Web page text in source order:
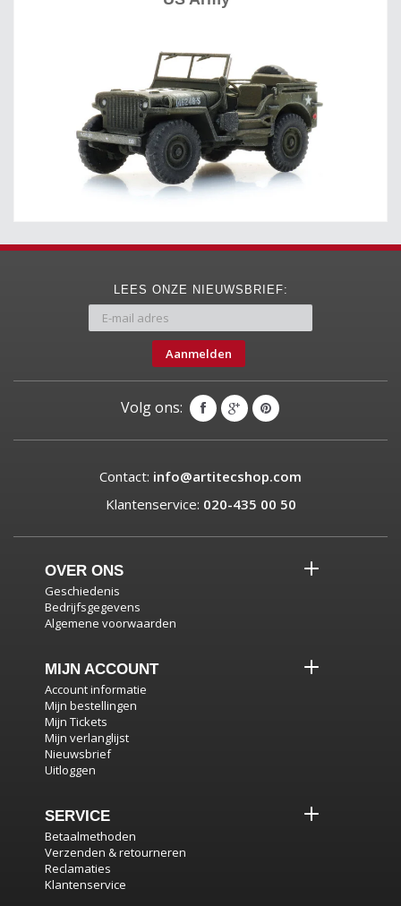
LEES ONZE NIEUWSBRIEF:
Aanmelden
Volg ons:
Contact: info@artitecshop.com
Klantenservice: 020-435 00 50
OVER ONS
Geschiedenis
Bedrijfsgegevens
Algemene voorwaarden
MIJN ACCOUNT
Account informatie
Mijn bestellingen
Mijn Tickets
Mijn verlanglijst
Nieuwsbrief
Uitloggen
SERVICE
Betaalmethoden
Verzenden & retourneren
Reclamaties
Klantenservice